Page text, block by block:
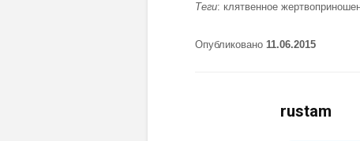
Теги: клятвенное
Опубликовано 11.06.2015
rustam